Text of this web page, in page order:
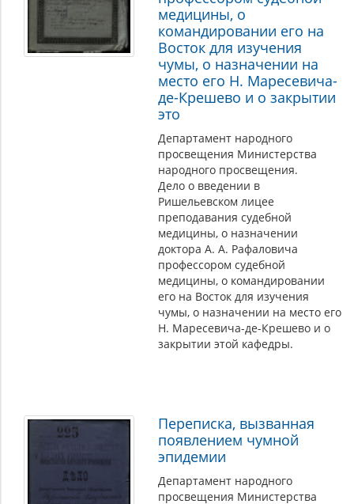
медицины, о
командировании его на
Восток для изучения
чумы, о назначении на
место его Н. Маресевича-
де-Крешево и о закрытии
это
Департамент народного
просвещения Министерства
народного просвещения.
Дело о введении в
Ришельевском лицее
преподавания судебной
медицины, о назначении
доктора А. А. Рафаловича
профессором судебной
медицины, о командировании
его на Восток для изучения
чумы, о назначении на место его
Н. Маресевича-де-Крешево и о
закрытии этой кафедры.
Переписка, вызванная
появлением чумной
эпидемии
Департамент народного
просвещения Министерства